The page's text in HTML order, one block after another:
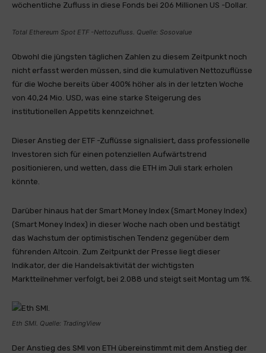
wöchentliche Zufluss in diese Fonds bei 206 Millionen US -Dollar.
Total Ethereum Spot ETF -Nettozufluss. Quelle: Sosovalue
Obwohl die jüngsten täglichen Zahlen zu diesem Zeitpunkt noch
nicht erfasst werden müssen, sind die kumulativen Nettozuflüsse
für die Woche bereits über 400% höher als in der letzten Woche
von 40,24 Mio. USD, was eine starke Steigerung des
institutionellen Appetits kennzeichnet.
Dieser Anstieg der ETF -Zuflüsse signalisiert, dass professionelle
Investoren sich für einen potenziellen Aufwärtstrend
positionieren, und wetten, dass die ETH im Juli stark erholen
könnte.
Darüber hinaus hat der Smart Money Index (Smart Money Index)
(Smart Money Index) in dieser Woche nach oben und bestätigt
das Wachstum der optimistischen Tendenz gegenüber dem
führenden Altcoin. Zum Zeitpunkt der Presse liegt dieser
Indikator, der die Handelsaktivität der wichtigsten
Marktteilnehmer verfolgt, bei 2.088 und steigt seit Montag um 1%.
Eth SMI. Quelle: TradingView
Der Anstieg des SMI von ETH übereinstimmt mit dem Anstieg der